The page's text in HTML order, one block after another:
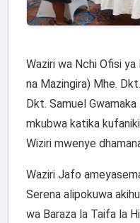
Waziri wa Nchi Ofisi
na Mazingira) Mhe.
Dkt. Samuel
mkubwa katika
Wiziri mwenye
Waziri Jafo
Serena alipokuwa
wa Baraza la Taifa la